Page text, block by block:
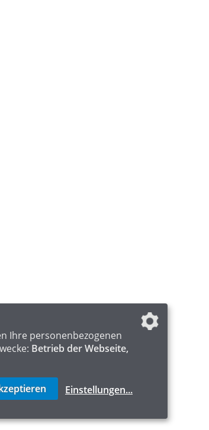
Ihre personenbezogenen
Betrieb der Webseite,
Einstellungen...